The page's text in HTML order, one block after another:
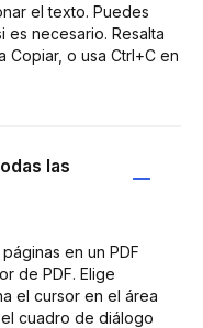
el texto. Puedes
es necesario. Resalta
o usa Ctrl+C en
las
en un PDF
de PDF. Elige
el cursor en el área
cuadro de diálogo